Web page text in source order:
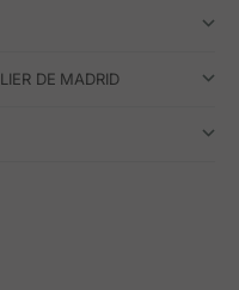
DE MADRID